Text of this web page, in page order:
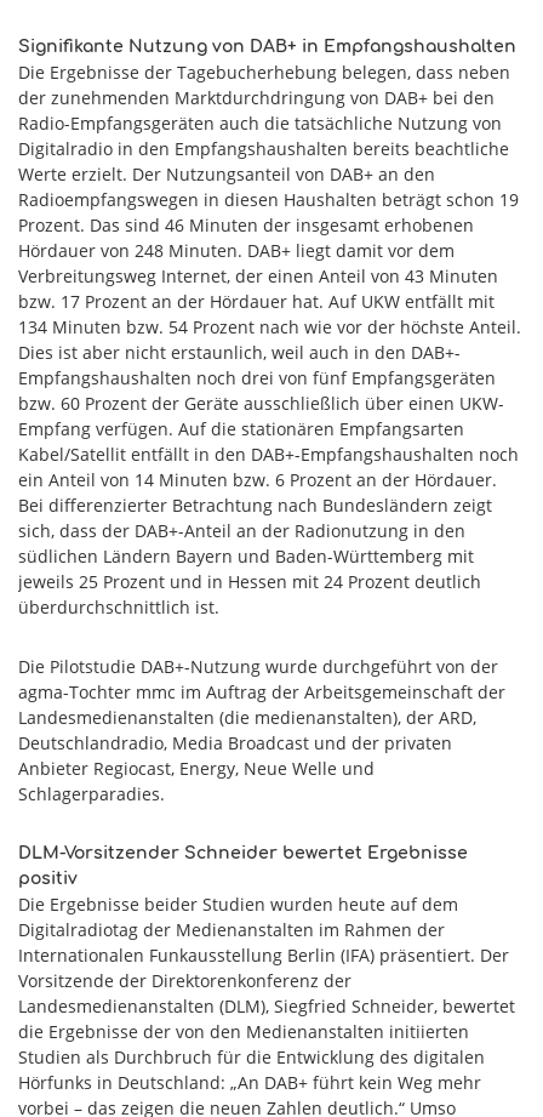
Signifikante Nutzung von DAB+ in Empfangshaushalten
Die Ergebnisse der Tagebucherhebung belegen, dass neben
der zunehmenden Marktdurchdringung von DAB+ bei den
Radio-Empfangsgeräten auch die tatsächliche Nutzung von
Digitalradio in den Empfangshaushalten bereits beachtliche
Werte erzielt. Der Nutzungsanteil von DAB+ an den
Radioempfangswegen in diesen Haushalten beträgt schon 19
Prozent. Das sind 46 Minuten der insgesamt erhobenen
Hördauer von 248 Minuten. DAB+ liegt damit vor dem
Verbreitungsweg Internet, der einen Anteil von 43 Minuten
bzw. 17 Prozent an der Hördauer hat. Auf UKW entfällt mit
134 Minuten bzw. 54 Prozent nach wie vor der höchste Anteil.
Dies ist aber nicht erstaunlich, weil auch in den DAB+-
Empfangshaushalten noch drei von fünf Empfangsgeräten
bzw. 60 Prozent der Geräte ausschließlich über einen UKW-
Empfang verfügen. Auf die stationären Empfangsarten
Kabel/Satellit entfällt in den DAB+-Empfangshaushalten noch
ein Anteil von 14 Minuten bzw. 6 Prozent an der Hördauer.
Bei differenzierter Betrachtung nach Bundesländern zeigt
sich, dass der DAB+-Anteil an der Radionutzung in den
südlichen Ländern Bayern und Baden-Württemberg mit
jeweils 25 Prozent und in Hessen mit 24 Prozent deutlich
überdurchschnittlich ist.
Die Pilotstudie DAB+-Nutzung wurde durchgeführt von der
agma-Tochter mmc im Auftrag der Arbeitsgemeinschaft der
Landesmedienanstalten (die medienanstalten), der ARD,
Deutschlandradio, Media Broadcast und der privaten
Anbieter Regiocast, Energy, Neue Welle und
Schlagerparadies.
DLM-Vorsitzender Schneider bewertet Ergebnisse
positiv
Die Ergebnisse beider Studien wurden heute auf dem
Digitalradiotag der Medienanstalten im Rahmen der
Internationalen Funkausstellung Berlin (IFA) präsentiert. Der
Vorsitzende der Direktorenkonferenz der
Landesmedienanstalten (DLM), Siegfried Schneider, bewertet
die Ergebnisse der von den Medienanstalten initiierten
Studien als Durchbruch für die Entwicklung des digitalen
Hörfunks in Deutschland: „An DAB+ führt kein Weg mehr
vorbei – das zeigen die neuen Zahlen deutlich.“ Umso